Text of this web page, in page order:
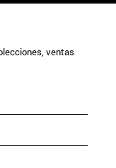
ventas